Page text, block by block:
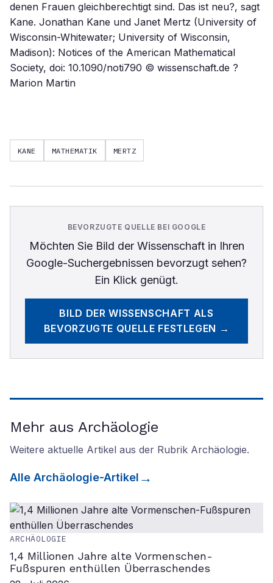
denen Frauen gleichberechtigt sind. Das ist neu?, sagt
Kane. Jonathan Kane und Janet Mertz (University of
Wisconsin-Whitewater; University of Wisconsin,
Madison): Notices of the American Mathematical
Society, doi: 10.1090/noti790 © wissenschaft.de ?
Marion Martin
KANE MATHEMATIK MERTZ
BEVORZUGTE QUELLE BEI GOOGLE
Möchten Sie Bild der Wissenschaftin Ihren
Google-Suchergebnissen bevorzugt sehen?
Ein Klick genügt.
BILD DER WISSENSCHAFT ALS
BEVORZUGTE QUELLE FESTLEGEN →
Mehr aus Archäologie
Weitere aktuelle Artikel aus der Rubrik Archäologie.
Alle Archäologie-Artikel
ARCHÄOLOGIE
1,4 Millionen Jahre alte Vormenschen-
Fußspuren enthüllen Überraschendes